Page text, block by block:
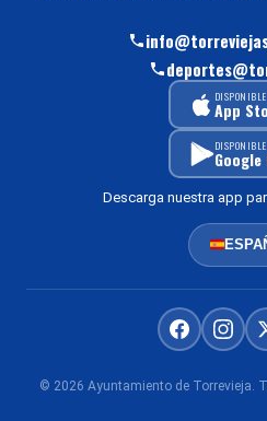
App
Google
Descarga nuestra app
© 2026 Ayuntamiento de Torrevieja.